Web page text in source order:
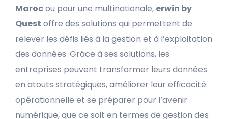
Marocou pour une multinationale, erwin by
Quest offre des solutions qui permettent de
relever les défis liés à la gestion et à l’exploitation
des données. Grâce à ses solutions, les
entreprises peuvent transformer leurs données
en atouts stratégiques, améliorer leur efficacité
opérationnelle et se préparer pour l’avenir
numérique, que ce soit en termes de gestion des